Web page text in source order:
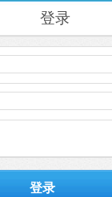
登录
登录